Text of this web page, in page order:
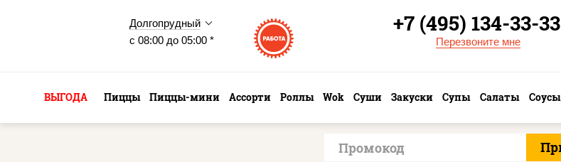
Долгопрудный
с 08:00 до 05:00 *
+7 (495) 134-33-33
Перезвоните мне
ВЫГОДА Пиццы Пиццы-мини Ассорти Роллы Wok Суши Закуски Супы Салаты Соусы